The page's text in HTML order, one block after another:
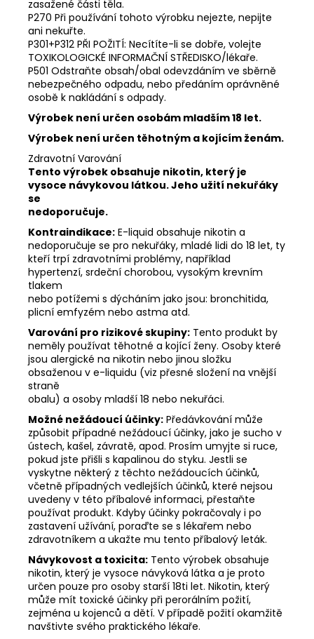
zasažené části těla.
P270 Při používání tohoto výrobku nejezte, nepijte
ani nekuřte.
P301+P312 PŘI POŽITÍ: Necítíte-li se dobře, volejte
TOXIKOLOGICKÉ INFORMAČNÍ STŘEDISKO/lékaře.
P501 Odstraňte obsah/obal odevzdáním ve sběrně
nebezpečného odpadu, nebo předáním oprávněné
osobě k nakládání s odpady.
Výrobek není určen osobám mladším 18 let.
Výrobek není určen těhotným a kojícím ženám.
Zdravotní Varování
Tento výrobek obsahuje nikotin, který je
vysoce návykovou látkou. Jeho užití nekuřáky
se
nedoporučuje.
Kontraindikace: E-liquid obsahuje nikotin a
nedoporučuje se pro nekuřáky, mladé lidi do 18 let, ty
kteří trpí zdravotními problémy, například
hypertenzí, srdeční chorobou, vysokým krevním
tlakem
nebo potížemi s dýcháním jako jsou: bronchitida,
plicní emfyzém nebo astma atd.
Varování pro rizikové skupiny: Tento produkt by
neměly používat těhotné a kojící ženy. Osoby které
jsou alergické na nikotin nebo jinou složku
obsaženou v e-liquidu (viz přesné složení na vnější
straně
obalu) a osoby mladší 18 nebo nekuřáci.
Možné nežádoucí účinky: Předávkování může
způsobit případné nežádoucí účinky, jako je sucho v
ústech, kašel, závratě, apod. Prosím umyjte si ruce,
pokud jste přišli s kapalinou do styku. Jestli se
vyskytne některý z těchto nežádoucích účinků,
včetně případných vedlejších účinků, které nejsou
uvedeny v této příbalové informaci, přestaňte
používat produkt. Kdyby účinky pokračovaly i po
zastavení užívání, poraďte se s lékařem nebo
zdravotníkem a ukažte mu tento příbalový leták.
Návykovost a toxicita: Tento výrobek obsahuje
nikotin, který je vysoce návyková látka a je proto
určen pouze pro osoby starší 18ti let. Nikotin, který
může mít toxické účinky při perorálním požití,
zejména u kojenců a dětí. V případě požití okamžitě
navštivte svého praktického lékaře.